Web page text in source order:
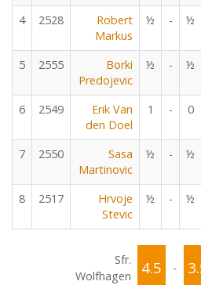
4 2528
Robert
Markus
½ - ½
5 2555
Borki
Predojevic
½ - ½
6 2549
Erik Van
den Doel
1 - 0
7 2550
Sasa
Martinovic
½ - ½
8 2517
Hrvoje
Stevic
½ - ½
Sfr.
Wolfhagen
4.5 -